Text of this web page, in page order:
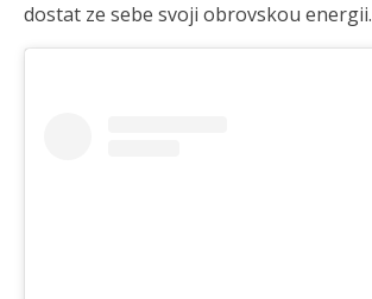
dostat ze sebe svoji obrovskou energii.